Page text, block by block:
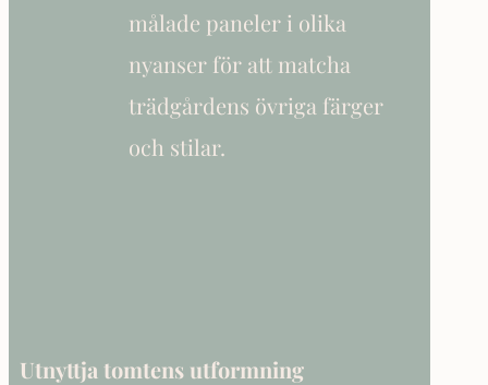
målade paneler i olika
nyanser för att matcha
trädgårdens övriga färger
och stilar.
Utnyttja tomtens utformning